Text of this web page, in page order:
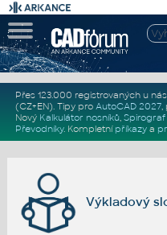
Přes 123.000 registrovaných u
(CZ+EN). Tipy pro AutoCAD 2027,
Nový Kalkulátor nosníků,
Převodníky. Kompletní příkazya
Výkladový